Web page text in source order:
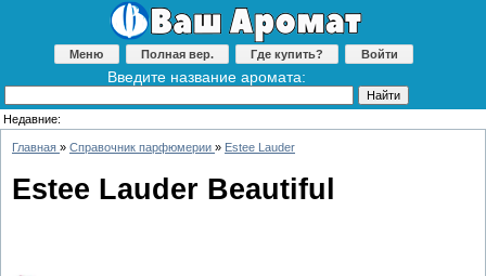
Меню Полная вер. Где купить? Войти
Введите название аромата:
Недавние:
Главная » Справочник парфюмерии » Estee Lauder
Estee Lauder Beautiful